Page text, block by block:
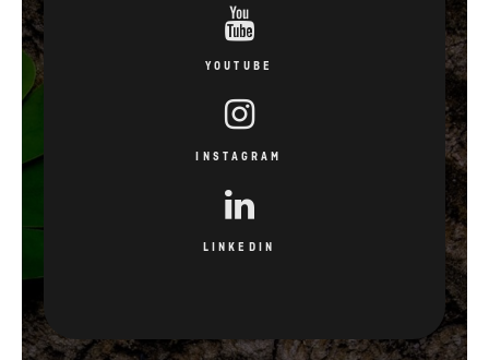
YOUTUBE
INSTAGRAM
LINKEDIN